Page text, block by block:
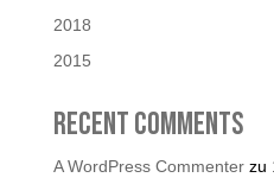
2018
2015
Recent Comments
A WordPress Commenterzu